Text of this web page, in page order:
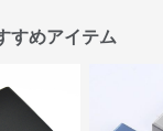
すめアイテム